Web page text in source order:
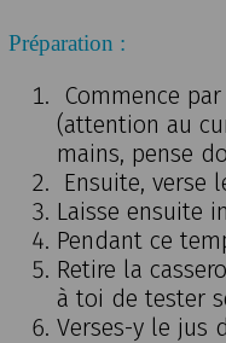
Préparation :
Commence
(attention au
mains, pense
Ensuite, verse
Laisse ensuite
Pendant ce
Retire la
à toi de tester
Verses-y le jus